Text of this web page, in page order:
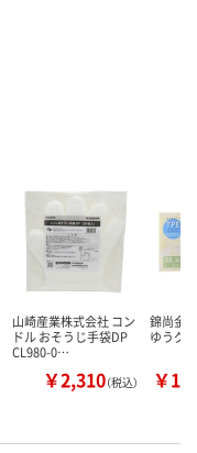
山崎産業株式会社 コン
ドル おそうじ手袋DP
CL980-0…
￥2,310（税込）
錦尚金
ゆうグ
￥